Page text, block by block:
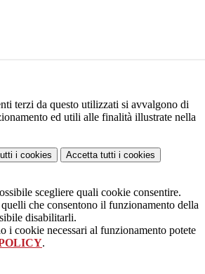
terzi da questo utilizzati si avvalgono di
ed utili alle finalità illustrate nella
i cookies Accetta tutti i cookies
scegliere quali cookie consentire.
che consentono il funzionamento della
disabilitarli.
i cookie necessari al funzionamento potete
.